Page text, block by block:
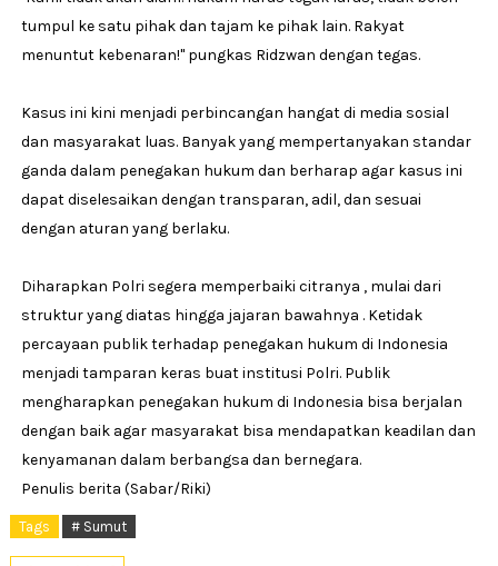
tumpul ke satu pihak dan tajam ke pihak lain. Rakyat
menuntut kebenaran!" pungkas Ridzwan dengan tegas.
Kasus ini kini menjadi perbincangan hangat di media sosial
dan masyarakat luas. Banyak yang mempertanyakan standar
ganda dalam penegakan hukum dan berharap agar kasus ini
dapat diselesaikan dengan transparan, adil, dan sesuai
dengan aturan yang berlaku.
Diharapkan Polri segera memperbaiki citranya , mulai dari
struktur yang diatas hingga jajaran bawahnya . Ketidak
percayaan publik terhadap penegakan hukum di Indonesia
menjadi tamparan keras buat institusi Polri. Publik
mengharapkan penegakan hukum di Indonesia bisa berjalan
dengan baik agar masyarakat bisa mendapatkan keadilan dan
kenyamanan dalam berbangsa dan bernegara.
Penulis berita (Sabar/Riki)
Tags # Sumut